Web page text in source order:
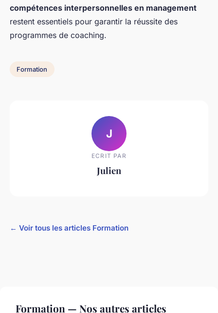
compétences interpersonnelles en management
restent essentiels pour garantir la réussite des
programmes de coaching.
Formation
J
ECRIT PAR
Julien
← Voir tous les articles Formation
Formation — Nos autres articles